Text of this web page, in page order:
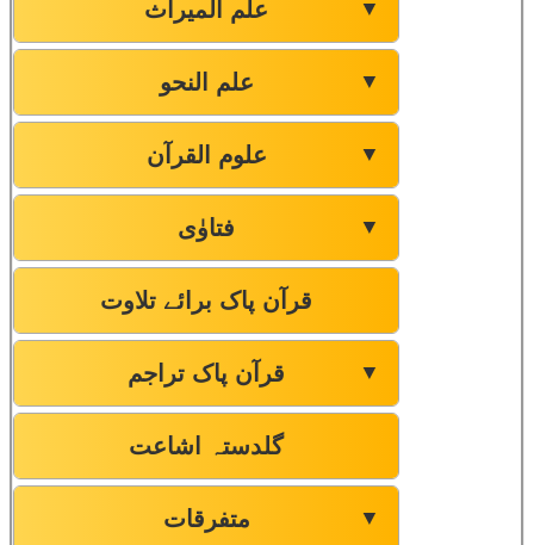
علم المیراث ▼
علم النحو ▼
علوم القرآن ▼
فتاوٰی ▼
قرآن پاک برائے تلاوت
قرآن پاک تراجم ▼
گلدستہ اشاعت
متفرقات ▼